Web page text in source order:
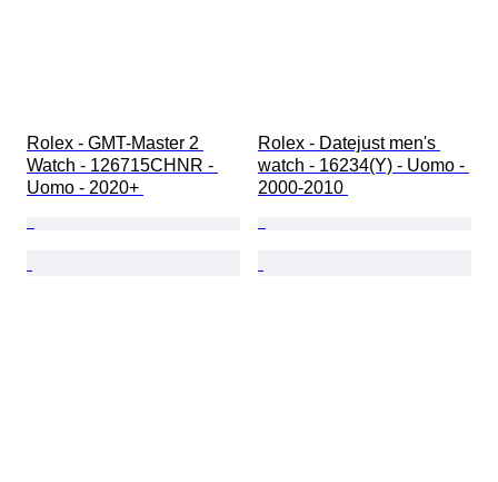
Rolex - GMT-Master 2
Watch - 126715CHNR -
Uomo - 2020+
Rolex - Datejust men's
watch - 16234(Y) - Uomo -
2000-2010